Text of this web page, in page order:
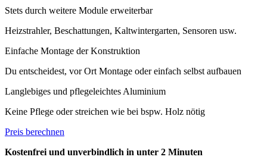
Stets durch weitere Module erweiterbar
Heizstrahler, Beschattungen, Kaltwintergarten, Sensoren usw.
Einfache Montage der Konstruktion
Du entscheidest, vor Ort Montage oder einfach selbst aufbauen
Langlebiges und pflegeleichtes Aluminium
Keine Pflege oder streichen wie bei bspw. Holz nötig
Preis berechnen
Kostenfrei und unverbindlich in unter 2 Minuten